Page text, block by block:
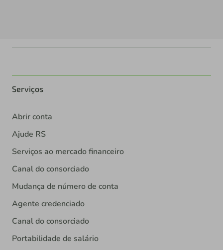
Serviços
Abrir conta
Ajude RS
Serviços ao mercado financeiro
Canal do consorciado
Mudança de número de conta
Agente credenciado
Canal do consorciado
Portabilidade de salário